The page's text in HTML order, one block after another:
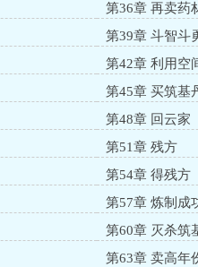
第36章 再卖药
第39章 斗智斗
第42章 利用空
第45章 买筑基
第48章 回云家
第51章 残方
第54章 得残方
第57章 炼制成
第60章 灭杀筑
第63章 卖高年